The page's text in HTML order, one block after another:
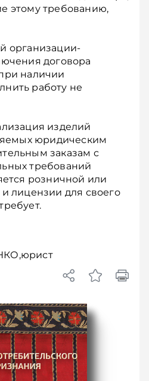
этому требованию,
организации-
договора
наличии
работу не
изделий
юридическим
заказам с
требований
розничной или
лицензии для своего